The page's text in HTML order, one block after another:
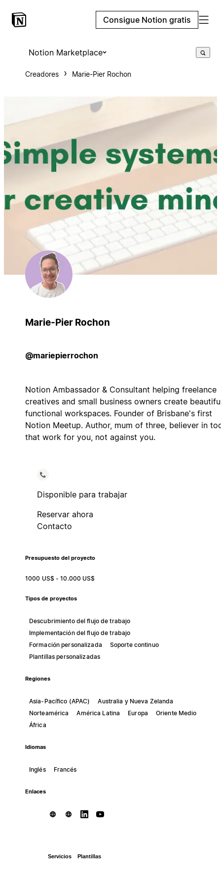
Consigue Notion gratis
Notion Marketplace
Creadores Marie-Pier Rochon
Marie-Pier Rochon
@mariepierrochon
Notion Ambassador & Consultant helping freelance
creatives and small business owners create
functional workspaces. Founder of Brisbane's first
Notion Meetup. Author, mum of three, believer in
that work for you, not against you.
Disponible para trabajar
Reservar ahora
Contacto
Presupuesto del proyecto
1000 US$ - 10.000 US$
Tipos de proyectos
Descubrimiento del flujo de trabajo
Implementación del flujo de trabajo
Formación personalizada
Soporte continuo
Plantillas personalizadas
Regiones
Asia-Pacífico (APAC)
Australia y Nueva Zelanda
Norteamérica
América Latina Europa
Oriente Medio
África
Idiomas
Inglés Francés
Enlaces
Servicios Plantillas